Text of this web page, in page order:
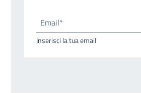
Email*
Inserisci la tua email